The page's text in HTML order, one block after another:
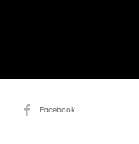
Facebook